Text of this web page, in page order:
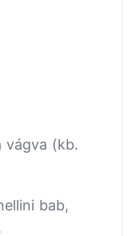
vágva (kb.
bab,